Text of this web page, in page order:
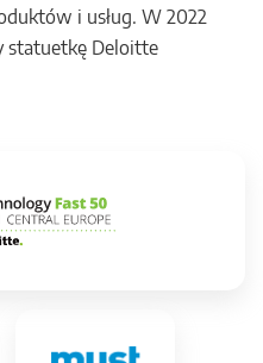
i usług. W 2022
statuetkę Deloitte